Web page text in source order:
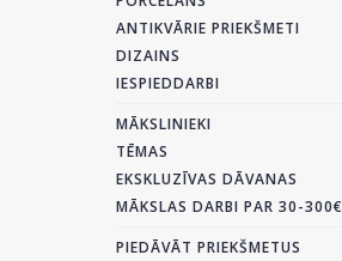
ANTIKVĀRIE PRIEKŠMETI
DIZAINS
IESPIEDDARBI
MĀKSLINIEKI
TĒMAS
EKSKLUZĪVAS DĀVANAS
MĀKSLAS DARBI PAR 30-300€
PIEDĀVĀT PRIEKŠMETUS